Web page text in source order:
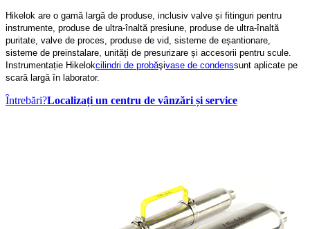
Hikelok are o gamă largă de produse, inclusiv valve și fitinguri pentru
instrumente, produse de ultra-înaltă presiune, produse de ultra-înaltă
puritate, valve de proces, produse de vid, sisteme de eșantionare,
sisteme de preinstalare, unități de presurizare și accesorii pentru scule.
Instrumentație Hikelokcilindri de probăşivase de condenssunt aplicate pe
scară largă în laborator.
Întrebări?Localizați un centru de vânzări și service